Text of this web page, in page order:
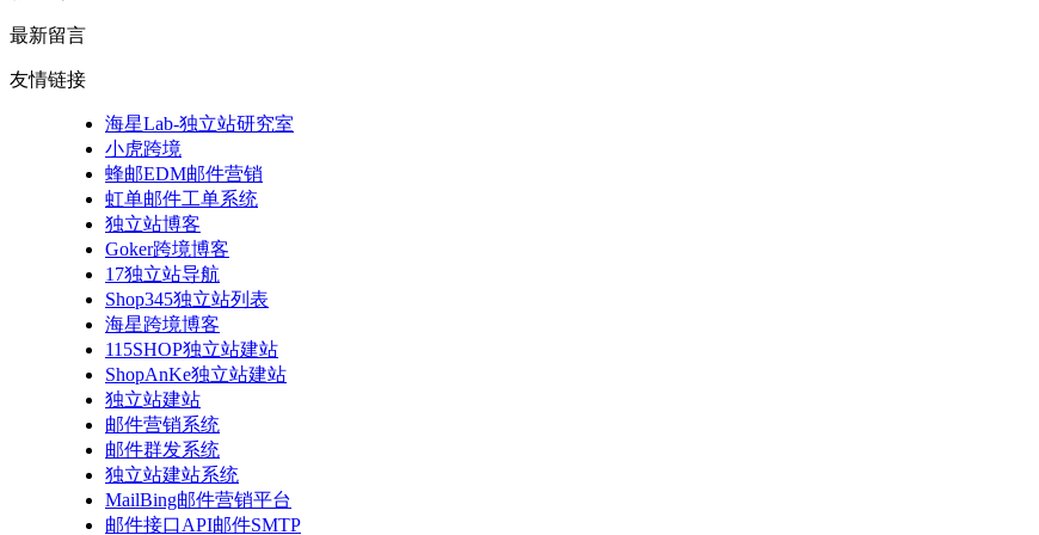
最新留言
友情链接
海星Lab-独立站研究室
小虎跨境
蜂邮EDM邮件营销
虹单邮件工单系统
独立站博客
Goker跨境博客
17独立站导航
Shop345独立站列表
海星跨境博客
115SHOP独立站建站
ShopAnKe独立站建站
独立站建站
邮件营销系统
邮件群发系统
独立站建站系统
MailBing邮件营销平台
邮件接口API邮件SMTP